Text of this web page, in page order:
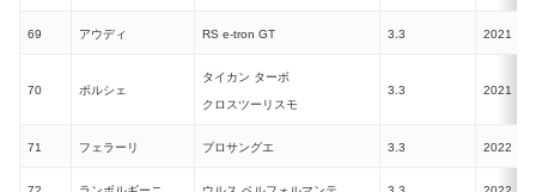
69 アウディ RS e-tron GT 3.3 2021
70 ポルシェ
タイカン ターボ
クロスツーリスモ
3.3 2021
71 フェラーリ プロサングエ 3.3 2022